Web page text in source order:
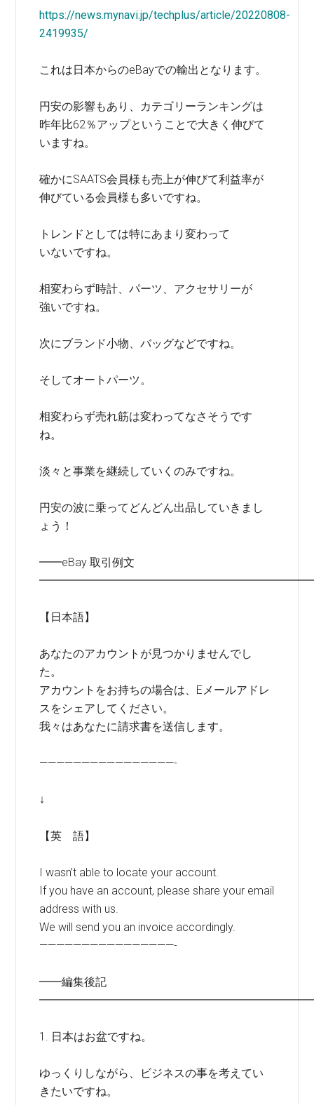
https://news.mynavi.jp/techplus/article/20220808-
2419935/
これは日本からのeBayでの輸出となります。
円安の影響もあり、カテゴリーランキングは
昨年比62％アップということで大きく伸びて
いますね。
確かにSAATS会員様も売上が伸びて利益率が
伸びている会員様も多いですね。
トレンドとしては特にあまり変わって
いないですね。
相変わらず時計、パーツ、アクセサリーが
強いですね。
次にブランド小物、バッグなどですね。
そしてオートパーツ。
相変わらず売れ筋は変わってなさそうです
ね。
淡々と事業を継続していくのみですね。
円安の波に乗ってどんどん出品していきまし
ょう！
━━eBay 取引例文
【日本語】
あなたのアカウントが見つかりませんでし
た。
アカウントをお持ちの場合は、Eメールアドレ
スをシェアしてください。
我々はあなたに請求書を送信します。
————————————————-
↓
【英 語】
I wasn’t able to locate your account.
If you have an account, please share your email
address with us.
We will send you an invoice accordingly.
————————————————-
━━編集後記
1. 日本はお盆ですね。
ゆっくりしながら、ビジネスの事を考えてい
きたいですね。